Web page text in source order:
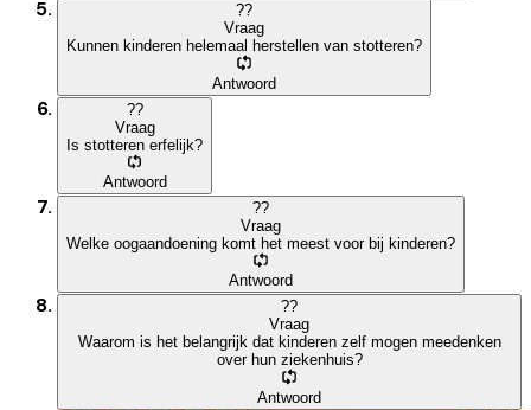
??
Vraag
Kunnen kinderen helemaal herstellen van stotteren?
Antwoord
??
Vraag
Is stotteren erfelijk?
Antwoord
??
Vraag
Welke oogaandoening komt het meest voor bij kinderen?
Antwoord
??
Vraag
Waarom is het belangrijk dat kinderen zelf mogen meedenken
over hun ziekenhuis?
Antwoord